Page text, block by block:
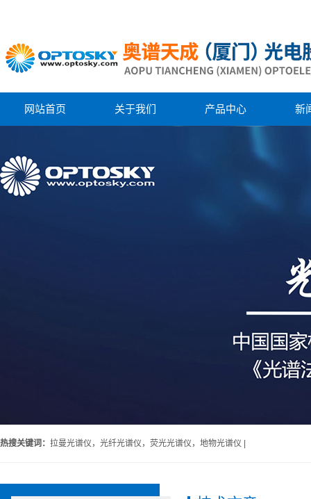
网站首页 关于我们 产品中心 新
热搜关键词： 拉曼光谱仪，光纤光谱仪，荧光光谱仪，地物光谱仪 |